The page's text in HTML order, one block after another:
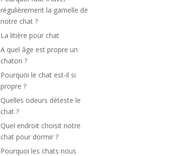
régulièrement la gamelle de
notre chat ?
La litière pour chat
A quel âge est propre un
chaton ?
Pourquoi le chat est-il si
propre ?
Quelles odeurs déteste le
chat ?
Quel endroit choisit notre
chat pour dormir ?
Pourquoi les chats nous